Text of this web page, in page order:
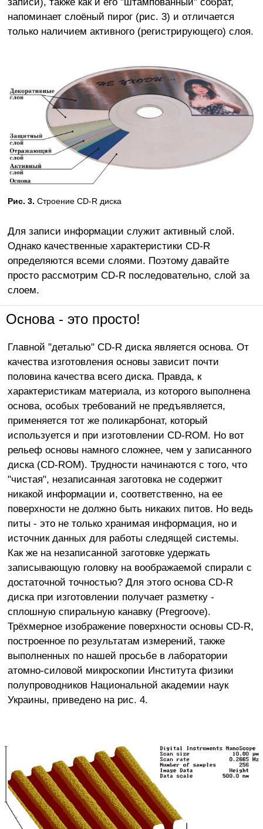
напоминает слоёный пирог (рис. 3) и отличается
только наличием активного (регистрирующего) слоя.
Рис. 3. Строение CD-R диска
Для записи информации служит активный слой.
Однако качественные характеристики CD-R
определяются всеми слоями. Поэтому давайте
просто рассмотрим CD-R последовательно, слой за
слоем.
Основа - это просто!
Главной "деталью" CD-R диска является основа. От
качества изготовления основы зависит почти
половина качества всего диска. Правда, к
характеристикам материала, из которого выполнена
основа, особых требований не предъявляется,
применяется тот же поликарбонат, который
используется и при изготовлении CD-ROM. Но вот
рельеф основы намного сложнее, чем у записанного
диска (CD-ROM). Трудности начинаются с того, что
"чистая", незаписанная заготовка не содержит
никакой информации и, соответственно, на ее
поверхности не должно быть никаких питов. Но ведь
питы - это не только хранимая информация, но и
источник данных для работы следящей системы.
Как же на незаписанной заготовке удержать
записывающую головку на воображаемой спирали с
достаточной точностью? Для этого основа CD-R
диска при изготовлении получает разметку -
сплошную спиральную канавку (Pregroove).
Трёхмерное изображение поверхности основы CD-R,
построенное по результатам измерений, также
выполненных по нашей просьбе в лаборатории
атомно-силовой микроскопии Института физики
полупроводников Национальной академии наук
Украины, приведено на рис. 4.